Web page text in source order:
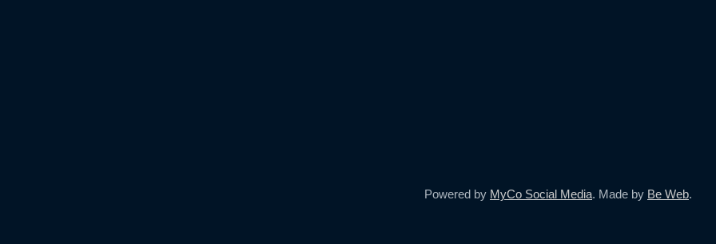
Powered by MyCo Social Media. Made by Be Web.